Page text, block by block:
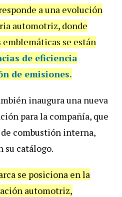
a una evolución
automotriz, donde
se están
de eficiencia
de emisiones.
inaugura una nueva
para la compañía, que
combustión interna,
su catálogo.
se posiciona en la
automotriz,